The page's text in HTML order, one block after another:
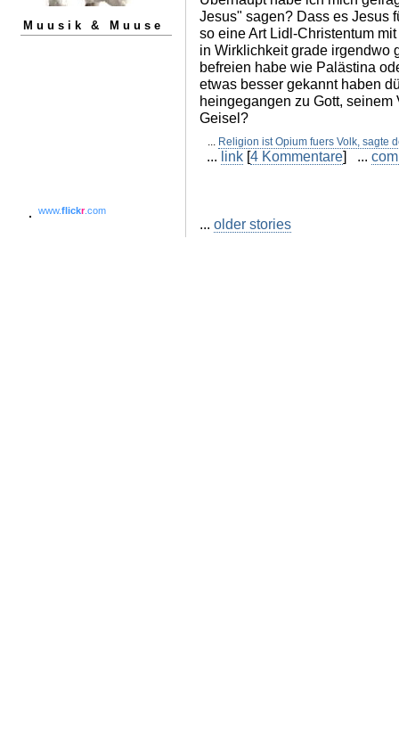
Muusik & Muuse
www.flickr.com
Jesus" sagen? Dass es Jesus
so eine Art Lidl-Christentum
in Wirklichkeit grade irgendwo
befreien habe wie Palästina
etwas besser gekannt haben
heingegangen zu Gott, seinem
Geisel?
... Religion ist Opium fuers Volk, sagte
... link [4 Kommentare] ...
... older stories